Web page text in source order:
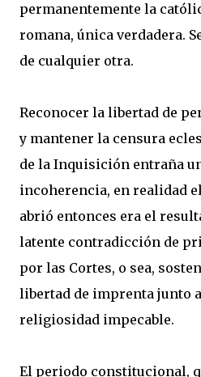
permanentemente la
romana, única verdadera.
de cualquier otra.
Reconocer la libertad de
y mantener la censura
de la Inquisición entraña
incoherencia, en realidad
abrió entonces era el
latente contradicción de
por las Cortes, o sea,
libertad de imprenta junto
religiosidad impecable.
El periodo constitucional,